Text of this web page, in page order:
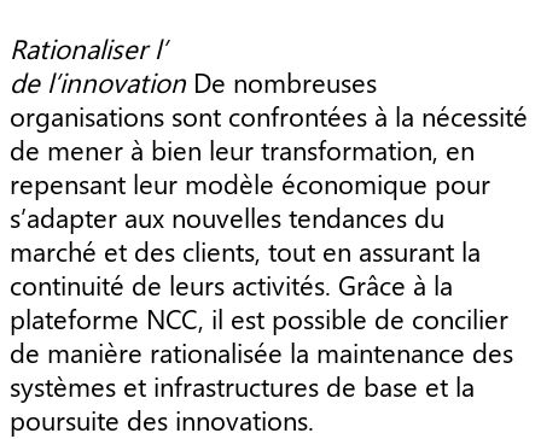
Rationaliser l’
de l’innovation De nombreuses
organisations sont confrontées à la nécessité
de mener à bien leur transformation, en
repensant leur modèle économique pour
s’adapter aux nouvelles tendances du
marché et des clients, tout en assurant la
continuité de leurs activités. Grâce à la
plateforme NCC, il est possible de concilier
de manière rationalisée la maintenance des
systèmes et infrastructures de base et la
poursuite des innovations.